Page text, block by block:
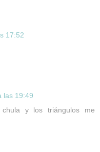
17:52
las 19:49
y los triángulos me